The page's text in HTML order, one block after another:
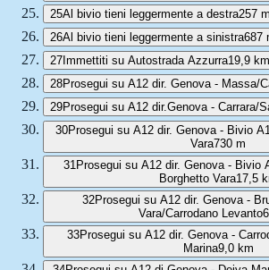
25Al bivio tieni leggermente a destra257 m
26Al bivio tieni leggermente a sinistra687
27Immettiti su Autostrada Azzurra19,9 km
28Prosegui su A12 dir. Genova - Massa/
29Prosegui su A12 dir.Genova - Carrara/
30Prosegui su A12 dir. Genova - Bivio
Vara730 m
31 Prosegui su A12 dir. Genova - Bivio
Borghetto Vara17,5
32Prosegui su A12 dir. Genova -
Vara/Carrodano Levanto
33Prosegui su A12 dir. Genova -
Marina9,0 km